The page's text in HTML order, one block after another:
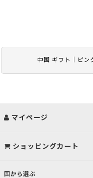
中国 ギフト｜ピン
国から選ぶ
マイページ
ショッピングカート